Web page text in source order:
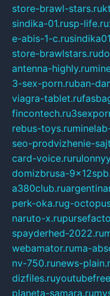
store-brawl-stars.ru
sindika-01.rusp-life.ru
e-abis-1-c.ru
store-brawlstars.ru
antenna-highly.ru
3-sex-porn.ruban-
viagra-tablet.ru
fincontech.ru
rebus-toys.ru
seo-prodvizhenie-
card-voice.ru
domizbrusa-
a380club.ru
perk-oka.rug-
naruto-x.ru
spayderhed-2022.ru
webamator.ruma-
nv-750.runews-
dizfiles.ru
planeta-samara.ru